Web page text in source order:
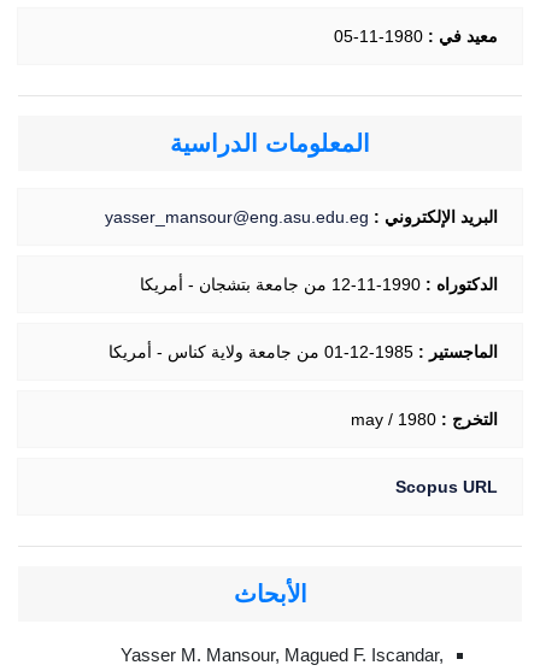
معيد في : 1980-11-05
المعلومات الدراسية
البريد الإلكتروني : yasser_mansour@eng.asu.edu.eg
الدكتوراه : 1990-11-12 من جامعة بتشجان - أمريكا
الماجستير : 1985-12-01 من جامعة ولاية كناس - أمريكا
التخرج : may / 1980
Scopus URL
الأبحاث
Yasser M. Mansour, Magued F. Iscandar,